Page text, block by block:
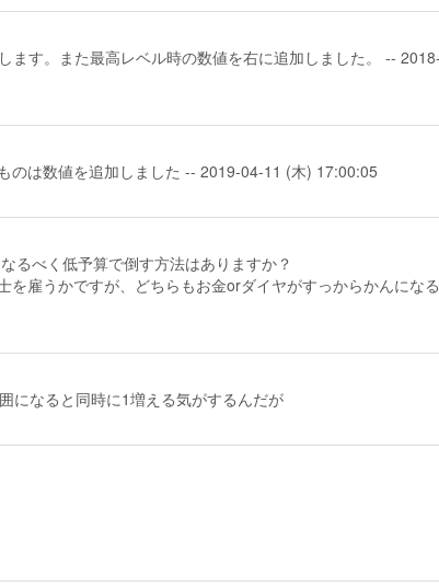
ます。また最高レベル時の数値を右に追加しました。 --
のは数値を追加しました -- 2019-04-11 (木) 17:00:05
るべく低予算で倒す方法はありますか？
を雇うかですが、どちらもお金orダイヤがすっからかんにな
になると同時に1増える気がするんだが